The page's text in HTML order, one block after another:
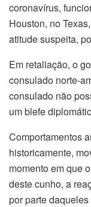
coronavírus,
Houston, no
atitude suspeita,
Em retaliação, o
consulado norte-
consulado não
um blefe
Comportamentos
historicamente,
momento em que
deste cunho, a
por parte